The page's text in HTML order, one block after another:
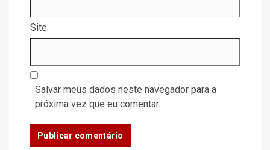
Site
Salvar meus dados neste navegador para a
próxima vez que eu comentar.